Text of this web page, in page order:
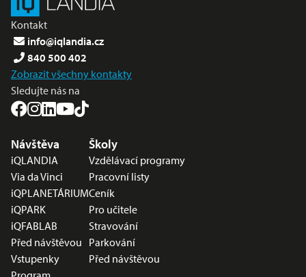
Kontakt
info@iqlandia.cz
840 500 402
Zobrazit všechny kontakty
Sledujte nás na
Nabídka v zápatí
Návštěva
iQLANDIA
Via da Vinci
iQPLANETÁRIUM
iQPARK
iQFABLAB
Před návštěvou
Vstupenky
Školy
Vzdělávací programy
Pracovní listy
Ceník
Pro učitele
Stravování
Parkování
Před návštěvou